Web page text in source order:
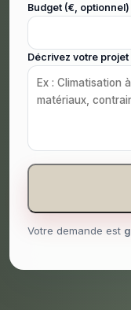
Budget (€, optionnel)
Décrivez votre projet
Votre demande est